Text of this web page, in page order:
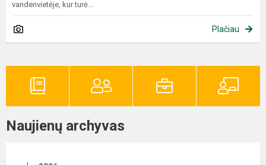
vandenvietėje, kur turė...
Plačiau
Naujienų archyvas